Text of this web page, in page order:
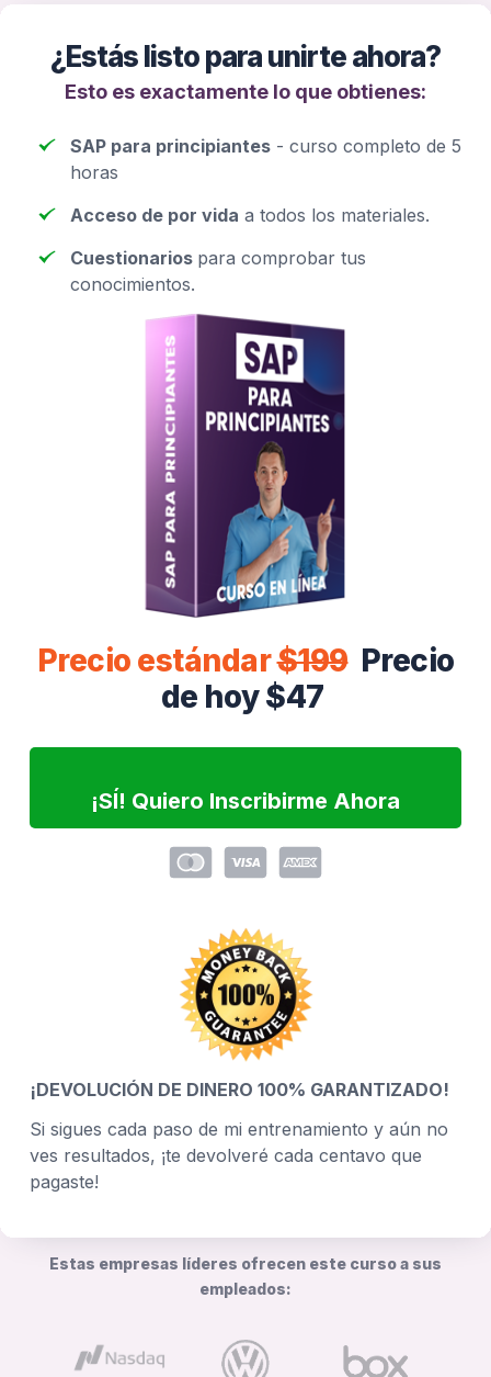
¿Estás listo para unirte ahora?
Esto es exactamente lo que obtienes:
SAP para principiantes - curso completo de 5
horas
Acceso de por vida a todos los materiales.
Cuestionarios para comprobar tus
conocimientos.
Precio estándar$199 Precio
de hoy $47
¡SÍ! Quiero Inscribirme Ahora
¡DEVOLUCIÓN DE DINERO 100% GARANTIZADO!
Si sigues cada paso de mi entrenamiento y aún no
ves resultados, ¡te devolveré cada centavo que
pagaste!
Estas empresas líderes ofrecen este curso a sus
empleados: